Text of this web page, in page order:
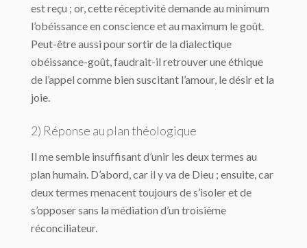
est reçu ; or, cette réceptivité demande au minimum
l’obéissance en conscience et au maximum le goût.
Peut-être aussi pour sortir de la dialectique
obéissance-goût, faudrait-il retrouver une éthique
de l’appel comme bien suscitant l’amour, le désir et la
joie.
2) Réponse au plan théologique
Il me semble insuffisant d’unir les deux termes au
plan humain. D’abord, car il y va de Dieu ; ensuite, car
deux termes menacent toujours de s’isoler et de
s’opposer sans la médiation d’un troisième
réconciliateur.